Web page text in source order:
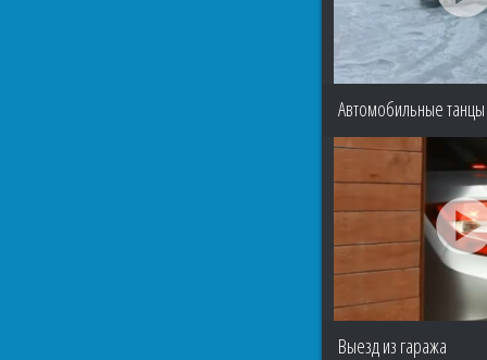
Автомобильные
Выезд из гаража